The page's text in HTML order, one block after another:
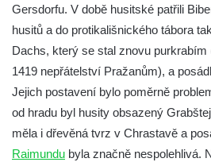
Česká Kamenice
Horní Hrad, řečený Hauenštejn,
Karlovy Vary
Hrad Hartenberg (Hřebeny)
Gersdorfu. V době husitské patřili
husitů a do protikališnického tábora
Dachs, který se stal znovu
1419 nepřátelství Pražanům), a
Jejich postavení bylo poměrně
od hradu byl husity obsazený
měla i dřevěná tvrz v Chrastavě a
Raimundu byla značně nespolehlivá.